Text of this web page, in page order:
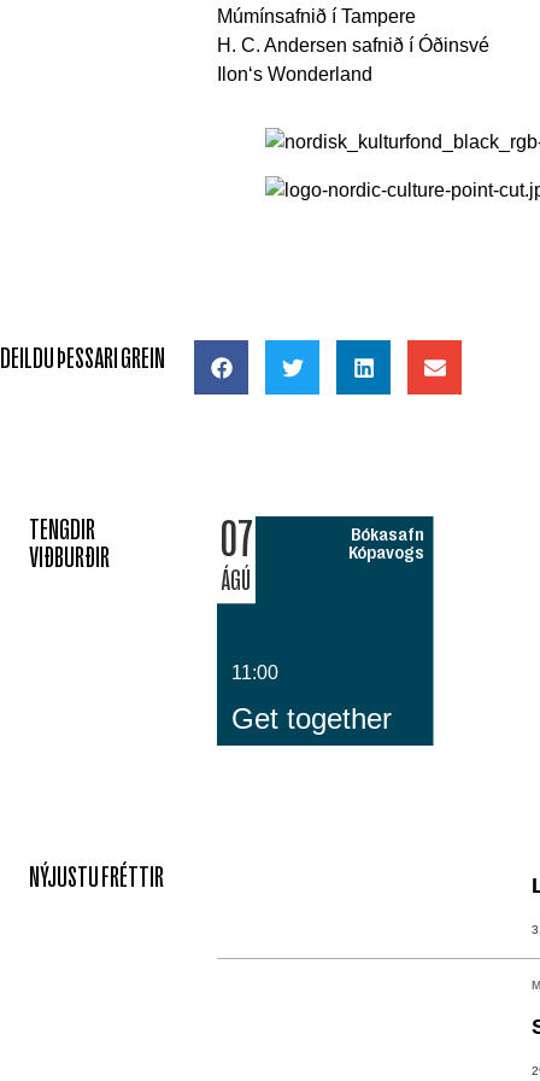
Múmínsafnið í Tampere
H. C. Andersen safnið í Óðinsvé
Ilon‘s Wonderland
DEILDU ÞESSARI GREIN
TENGDIR
VIÐBURÐIR
07
ÁGÚ
Bókasafn
Kópavogs
11:00
Get together
NÝJUSTU FRÉTTIR